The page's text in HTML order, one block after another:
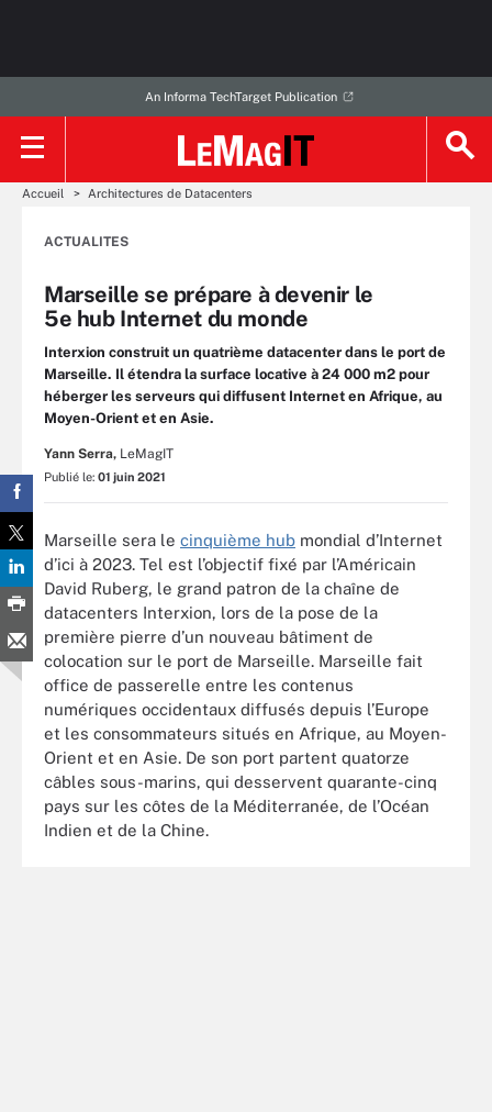
An Informa TechTarget Publication
Accueil Architectures de Datacenters
ACTUALITES
Marseille se prépare à devenir le
5e hub Internet du monde
Interxion construit un quatrième datacenter dans le port de
Marseille. Il étendra la surface locative à 24 000 m2 pour
héberger les serveurs qui diffusent Internet en Afrique, au
Moyen-Orient et en Asie.
Yann Serra, LeMagIT
Publié le: 01 juin 2021
Marseille sera le cinquième hub mondial d’Internet
d’ici à 2023. Tel est l’objectif fixé par l’Américain
David Ruberg, le grand patron de la chaîne de
datacenters Interxion, lors de la pose de la
première pierre d’un nouveau bâtiment de
colocation sur le port de Marseille. Marseille fait
office de passerelle entre les contenus
numériques occidentaux diffusés depuis l’Europe
et les consommateurs situés en Afrique, au Moyen-
Orient et en Asie. De son port partent quatorze
câbles sous-marins, qui desservent quarante-cinq
pays sur les côtes de la Méditerranée, de l’Océan
Indien et de la Chine.